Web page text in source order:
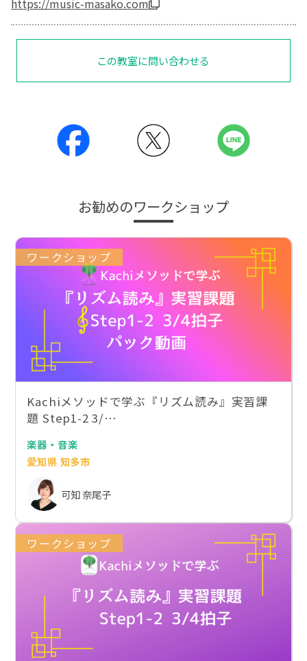
https://music-masako.com
この教室に問い合わせる
お勧めのワークショップ
ワークショップ
Kachiメソッドで学ぶ『リズム読み』実習課
題 Step1-2 3/…
楽器・音楽
愛知県 知多市
可知 奈尾子
ワークショップ